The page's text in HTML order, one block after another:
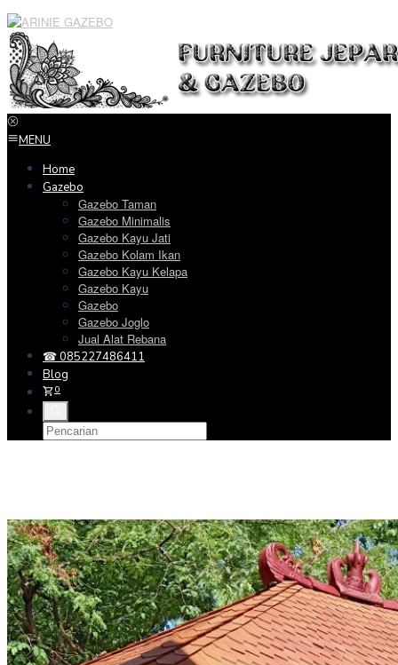
Loncat
ke
konten
MENU
Home
Gazebo
Gazebo Taman
Gazebo Minimalis
Gazebo Kayu Jati
Gazebo Kolam Ikan
Gazebo Kayu Kelapa
Gazebo Kayu
Gazebo
Gazebo Joglo
Jual Alat Rebana
☎ 085227486411
Blog
0